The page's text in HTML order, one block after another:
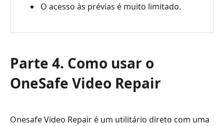
O acesso às prévias é muito limitado.
Parte 4. Como usar o
OneSafe Video Repair
Onesafe Video Repair é um utilitário direto com uma